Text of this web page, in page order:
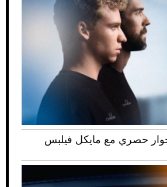
حوار حصري مع مايكل فيلبس